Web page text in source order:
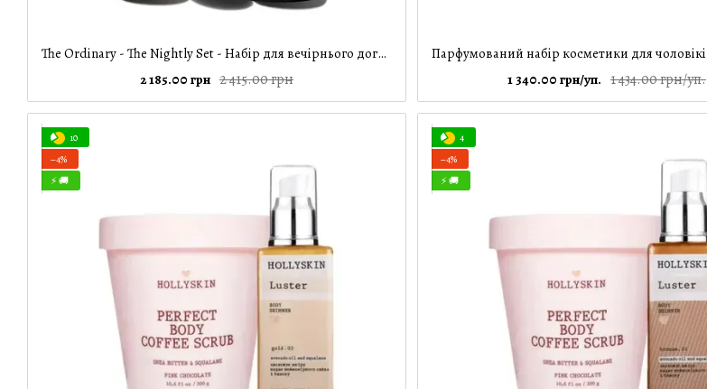
The Ordinary - The Nightly Set - Набір для вечірнього догляду
2 415.00 грн
2 185.00 грн 1 434.00 грн/уп.
1 340.00 грн/уп.
10
−4%
⚡ 🚚
4
−4%
⚡ 🚚